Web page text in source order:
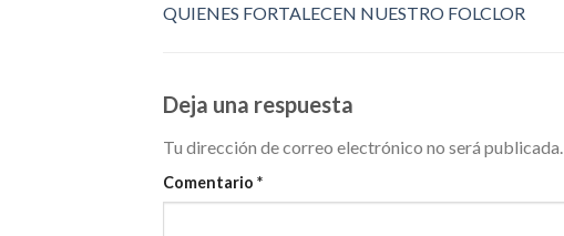
QUIENES FORTALECEN NUESTRO FOLCLOR
Deja una respuesta
Tu dirección de correo electrónico no será publicada.
Comentario *